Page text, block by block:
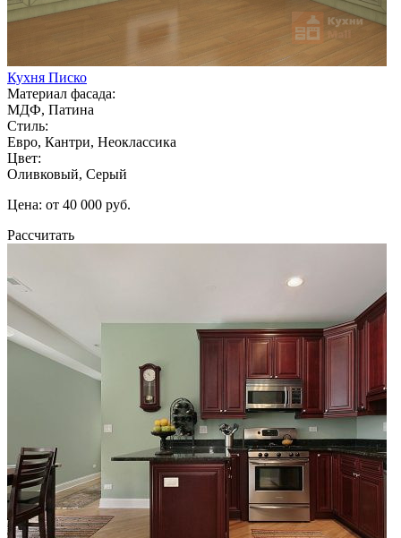
Кухня Писко
Материал фасада:
МДФ, Патина
Стиль:
Евро, Кантри, Неоклассика
Цвет:
Оливковый, Серый
Цена: от 40 000 руб.
Рассчитать